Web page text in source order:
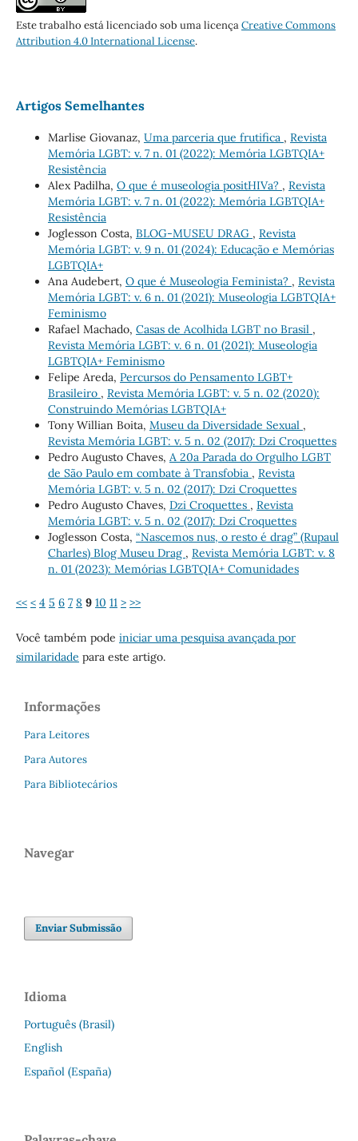
Este trabalho está licenciado sob uma licençaCreative Commons
Attribution 4.0 International License.
Artigos Semelhantes
Marlise Giovanaz, Uma parceria que frutifica , Revista
Memória LGBT: v. 7 n. 01 (2022): Memória LGBTQIA+
Resistência
Alex Padilha, O que é museologia positHIVa? , Revista
Memória LGBT: v. 7 n. 01 (2022): Memória LGBTQIA+
Resistência
Joglesson Costa, BLOG-MUSEU DRAG , Revista
Memória LGBT: v. 9 n. 01 (2024): Educação e Memórias
LGBTQIA+
Ana Audebert, O que é Museologia Feminista? , Revista
Memória LGBT: v. 6 n. 01 (2021): Museologia LGBTQIA+
Feminismo
Rafael Machado, Casas de Acolhida LGBT no Brasil ,
Revista Memória LGBT: v. 6 n. 01 (2021): Museologia
LGBTQIA+ Feminismo
Felipe Areda, Percursos do Pensamento LGBT+
Brasileiro , Revista Memória LGBT: v. 5 n. 02 (2020):
Construindo Memórias LGBTQIA+
Tony Willian Boita, Museu da Diversidade Sexual ,
Revista Memória LGBT: v. 5 n. 02 (2017): Dzi Croquettes
Pedro Augusto Chaves, A 20a Parada do Orgulho LGBT
de São Paulo em combate à Transfobia , Revista
Memória LGBT: v. 5 n. 02 (2017): Dzi Croquettes
Pedro Augusto Chaves, Dzi Croquettes , Revista
Memória LGBT: v. 5 n. 02 (2017): Dzi Croquettes
Joglesson Costa, “Nascemos nus, o resto é drag” (Rupaul
Charles) Blog Museu Drag , Revista Memória LGBT: v. 8
n. 01 (2023): Memórias LGBTQIA+ Comunidades
<< < 4 5 6 7 8 9 10 11 > >>
Você também pode iniciar uma pesquisa avançada por
similaridade para este artigo.
Informações
Para Leitores
Para Autores
Para Bibliotecários
Navegar
Enviar Submissão
Idioma
Português (Brasil)
English
Español (España)